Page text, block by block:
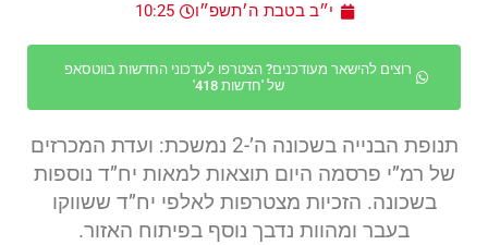
י״ב בטבת ה׳תשפ״ו 10:25
רוצים להישאר מעודכנים? הצטרפו לעדכוני החדשות בווטסאפ
של 'חדשות 418'
​תנופת הבנייה בשכונה ה’-2 נמשכת: ועדת המכרזים
של רמ”י פרסמה היום תוצאות למאות יח”ד נוספות
בשכונה. הזכיות מצטרפות לאלפי יח”ד ששווקו
בעבר ומהוות נדבך נוסף בפיתוח האזור.